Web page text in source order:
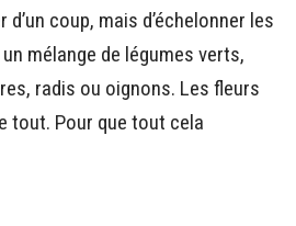
coup, mais d’échelonner les
mélange de légumes verts,
radis ou oignons. Les fleurs
tout. Pour que tout cela